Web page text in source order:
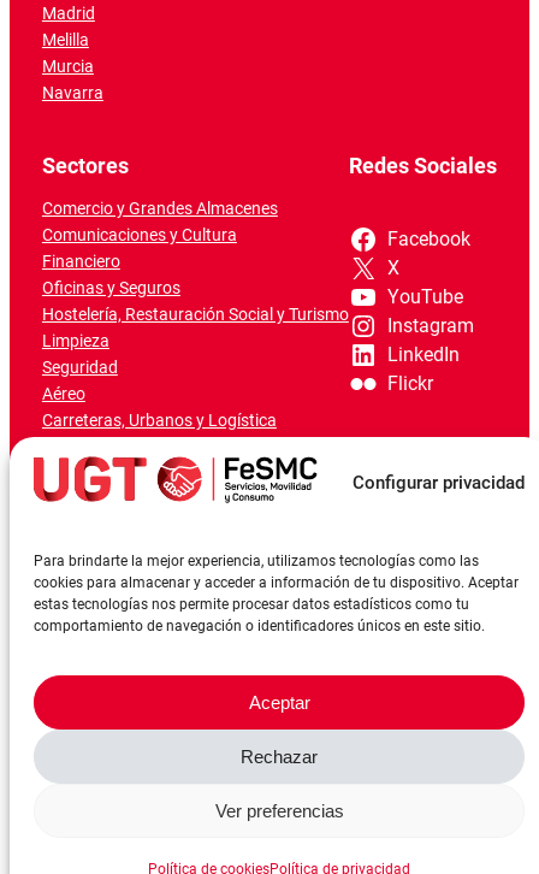
Configurar privacidad
Para brindarte la mejor experiencia, utilizamos tecnologías como las
cookies para almacenar y acceder a información de tu dispositivo. Aceptar
estas tecnologías nos permite procesar datos estadísticos como tu
comportamiento de navegación o identificadores únicos en este sitio.
Aceptar
Rechazar
Ver preferencias
Política de cookiesPolítica de privacidad
Madrid
Melilla
Murcia
Navarra
Sectores
Comercio y Grandes Almacenes
Comunicaciones y Cultura
Financiero
Oficinas y Seguros
Hostelería, Restauración Social y Turismo
Limpieza
Seguridad
Aéreo
Carreteras, Urbanos y Logística
Marítimo-Portuario
Redes Sociales
Facebook
X
YouTube
Instagram
LinkedIn
Flickr
©FeSMCUGT 2024